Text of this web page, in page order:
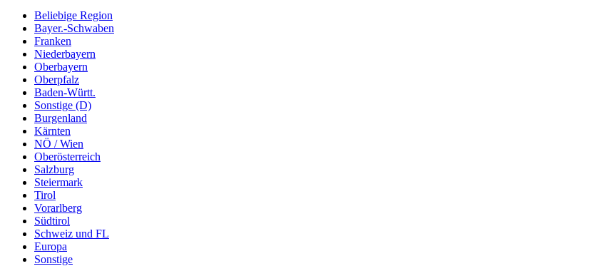
Beliebige Region
Bayer.-Schwaben
Franken
Niederbayern
Oberbayern
Oberpfalz
Baden-Württ.
Sonstige (D)
Burgenland
Kärnten
NÖ / Wien
Oberösterreich
Salzburg
Steiermark
Tirol
Vorarlberg
Südtirol
Schweiz und FL
Europa
Sonstige